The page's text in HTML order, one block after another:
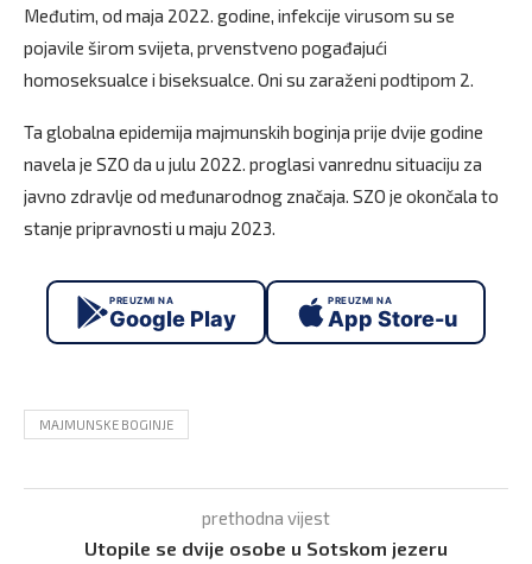
Međutim, od maja 2022. godine, infekcije virusom su se
pojavile širom svijeta, prvenstveno pogađajući
homoseksualce i biseksualce. Oni su zaraženi podtipom 2.
Ta globalna epidemija majmunskih boginja prije dvije godine
navela je SZO da u julu 2022. proglasi vanrednu situaciju za
javno zdravlje od međunarodnog značaja. SZO je okončala to
stanje pripravnosti u maju 2023.
PREUZMI NA
Google Play
PREUZMI NA
App Store-u
MAJMUNSKE BOGINJE
prethodna vijest
Utopile se dvije osobe u Sotskom jezeru